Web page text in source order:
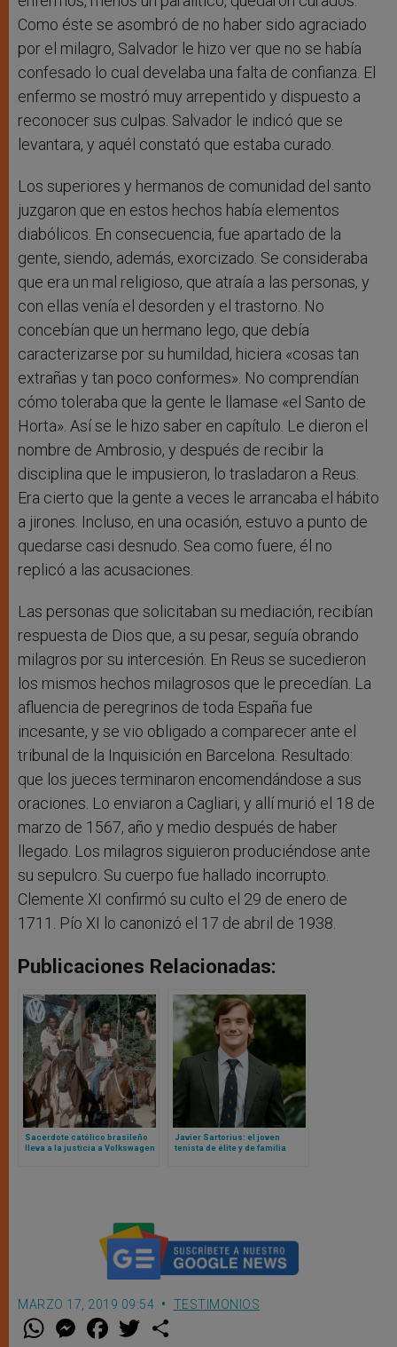
Como éste se asombró de no haber sido agraciado
por el milagro, Salvador le hizo ver que no se había
confesado lo cual develaba una falta de confianza. El
enfermo se mostró muy arrepentido y dispuesto a
reconocer sus culpas. Salvador le indicó que se
levantara, y aquél constató que estaba curado.
Los superiores y hermanos de comunidad del santo
juzgaron que en estos hechos había elementos
diabólicos. En consecuencia, fue apartado de la
gente, siendo, además, exorcizado. Se consideraba
que era un mal religioso, que atraía a las personas, y
con ellas venía el desorden y el trastorno. No
concebían que un hermano lego, que debía
caracterizarse por su humildad, hiciera «cosas tan
extrañas y tan poco conformes». No comprendían
cómo toleraba que la gente le llamase «el Santo de
Horta». Así se le hizo saber en capítulo. Le dieron el
nombre de Ambrosio, y después de recibir la
disciplina que le impusieron, lo trasladaron a Reus.
Era cierto que la gente a veces le arrancaba el hábito
a jirones. Incluso, en una ocasión, estuvo a punto de
quedarse casi desnudo. Sea como fuere, él no
replicó a las acusaciones.
Las personas que solicitaban su mediación, recibían
respuesta de Dios que, a su pesar, seguía obrando
milagros por su intercesión. En Reus se sucedieron
los mismos hechos milagrosos que le precedían. La
afluencia de peregrinos de toda España fue
incesante, y se vio obligado a comparecer ante el
tribunal de la Inquisición en Barcelona. Resultado:
que los jueces terminaron encomendándose a sus
oraciones. Lo enviaron a Cagliari, y allí murió el 18 de
marzo de 1567, año y medio después de haber
llegado. Los milagros siguieron produciéndose ante
su sepulcro. Su cuerpo fue hallado incorrupto.
Clemente XI confirmó su culto el 29 de enero de
1711. Pío XI lo canonizó el 17 de abril de 1938.
Publicaciones Relacionadas:
Sacerdote católico brasileño
lleva a la justicia a Volkswagen
Javier Sartorius: el joven
tenista de élite y de familia
MARZO 17, 2019 09:54 TESTIMONIOS
W M
e
F
a w